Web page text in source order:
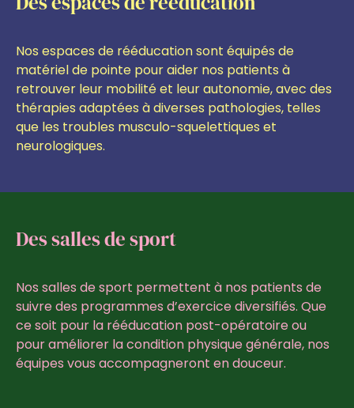
Nos espaces de rééducation sont équipés de
matériel de pointe pour aider nos patients à
retrouver leur mobilité et leur autonomie, avec des
thérapies adaptées à diverses pathologies, telles
que les troubles musculo-squelettiques et
neurologiques.
Des salles de sport
Nos salles de sport permettent à nos patients de
suivre des programmes d’exercice diversifiés. Que
ce soit pour la rééducation post-opératoire ou
pour améliorer la condition physique générale, nos
équipes vous accompagneront en douceur.